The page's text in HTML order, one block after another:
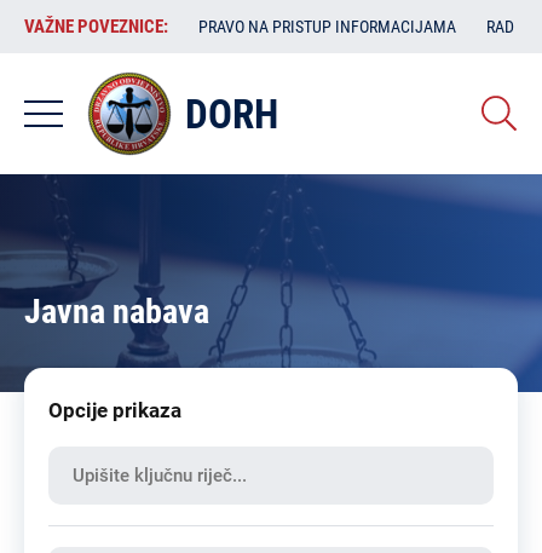
Skoči
sadržaj
VAŽNE
POVEZNICE:
VAŽNE POVEZNICE: PRAVO NA PRISTUP INFORMACIJAMA RAD
DORH
Javna nabava
Opcije prikaza